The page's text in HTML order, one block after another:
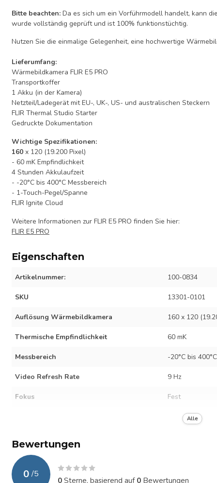
Bitte beachten: Da es sich um ein Vorführmodell handelt, kann
wurde vollständig geprüft und ist 100% funktionstüchtig.
Nutzen Sie die einmalige Gelegenheit, eine hochwertige
Lieferumfang:
Wärmebildkamera FLIR E5 PRO
Transportkoffer
1 Akku (in der Kamera)
Netzteil/Ladegerät mit EU-, UK-, US- und australischen Steckern
FLIR Thermal Studio Starter
Gedruckte Dokumentation
Wichtige Spezifikationen:
160 x 120 (19.200 Pixel)
- 60 mK Empfindlichkeit
4 Stunden Akkulaufzeit
- -20°C bis 400°C Messbereich
- 1-Touch-Pegel/Spanne
FLIR Ignite Cloud
Weitere Informationen zur FLIR E5 PRO finden Sie hier:
FLIR E5 PRO
Eigenschaften
Artikelnummer: 100-0834
SKU 13301-0101
Auflösung Wärmebildkamera 160 x 120
Thermische Empfindlichkeit 60 mK
Messbereich -20°C bis 400°C
Video Refresh Rate 9 Hz
Fokus Fest
Batterielaufzeit
Akkuladezeit
Alle
Bewertungen
0 /5
0Sterne, basierend auf0 Bewertungen